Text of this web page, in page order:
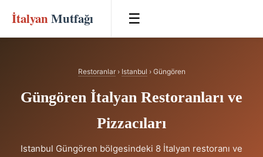
İtalyan Mutfağı ☰
Restoranlar› Istanbul › Güngören
Güngören İtalyan Restoranları ve
Pizzacıları
Istanbul Güngören bölgesindeki 8 İtalyan restoranı ve